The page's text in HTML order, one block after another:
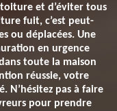
et d’éviter tous
fuit, c’est peut-
ou déplacées. Une
en urgence
toute la maison
réussie, votre
N’hésitez pas à faire
pour prendre